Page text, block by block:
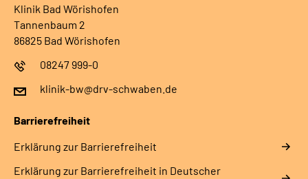
Klinik Bad Wörishofen
Tannenbaum 2
86825 Bad Wörishofen
08247 999-0
klinik-bw@drv-schwaben.de
Barrierefreiheit
Erklärung zur Barrierefreiheit
Erklärung zur Barrierefreiheit in Deutscher